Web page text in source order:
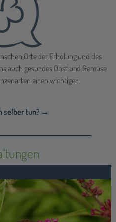
Orte der Erholung und des
auch gesundes Obst und Gemüse
einen wichtigen
selber tun? →